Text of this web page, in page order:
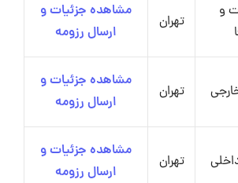
و
تهران
مشاهده جزئیات و
ارسال رزومه
تهران
مشاهده جزئیات و
ارسال رزومه
تهران
مشاهده جزئیات و
ارسال رزومه